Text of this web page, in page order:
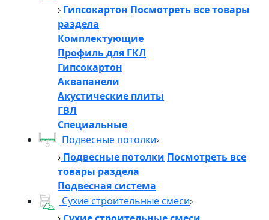
Гипсокартон Посмотреть все товары
раздела
Комплектующие
Профиль для ГКЛ
Гипсокартон
Аквапанели
Акустические плиты
ГВЛ
Специальные
Подвесные потолки
Подвесные потолки Посмотреть все
товары раздела
Подвесная система
Сухие строительные смеси